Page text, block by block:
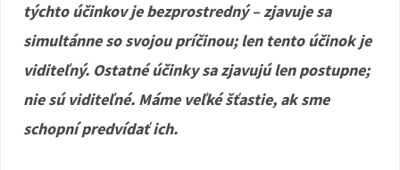
týchto účinkov je bezprostredný – zjavuje sa
simultánne so svojou príčinou; len tento účinok je
viditeľný. Ostatné účinky sa zjavujú len postupne;
nie sú viditeľné. Máme veľké šťastie, ak sme
schopní predvídať ich.